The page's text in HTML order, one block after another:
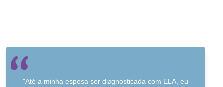
"Até a minha esposa ser diagnosticada com ELA, eu